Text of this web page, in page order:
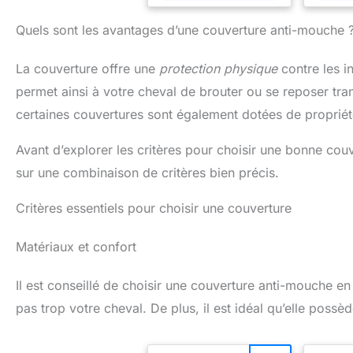
la couverture anti-
mouches protège contre
décoloration du pelage et
tout en conservant un
éclat sain Ajustement
réglable : deux sangles
du cou, de la poitrine et du
ventre assurent un
ajustement sûr et
et durable : les coutures
ainsi un ajustement sûr qui
friction : la couverture
et à
les
les
Quels sont les avantages d’une couverture anti-mouche
La couverture offre une protection physiquecontre les
permet ainsi à votre cheval de brouter ou se reposer
certaines couvertures sont également dotées de
Avant d’explorer les critères pour choisir une bonne
sur une combinaison de critères bien précis.
Critères essentiels pour choisir une couverture
Matériaux et confort
Il est conseillé de choisir une couverture anti-mouche en
pas trop votre cheval. De plus, il est idéal qu’elle